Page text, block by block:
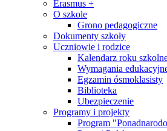
Erasmus +
O szkole
Grono pedagogiczne
Dokumenty szkoły
Uczniowie i rodzice
Kalendarz roku
Wymagania
Egzamin ósmoklasisty
Biblioteka
Ubezpieczenie
Programy i projekty
Program